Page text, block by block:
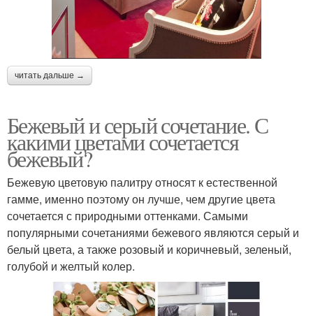
читать дальше →
Бежевый и серый сочетание. С
какими цветами сочетается
бежевый?
Бежевую цветовую палитру относят к естественной
гамме, именно поэтому он лучше, чем другие цвета
сочетается с природными оттенками. Самыми
популярными сочетаниями бежевого являются серый и
белый цвета, а также розовый и коричневый, зеленый,
голубой и желтый колер.